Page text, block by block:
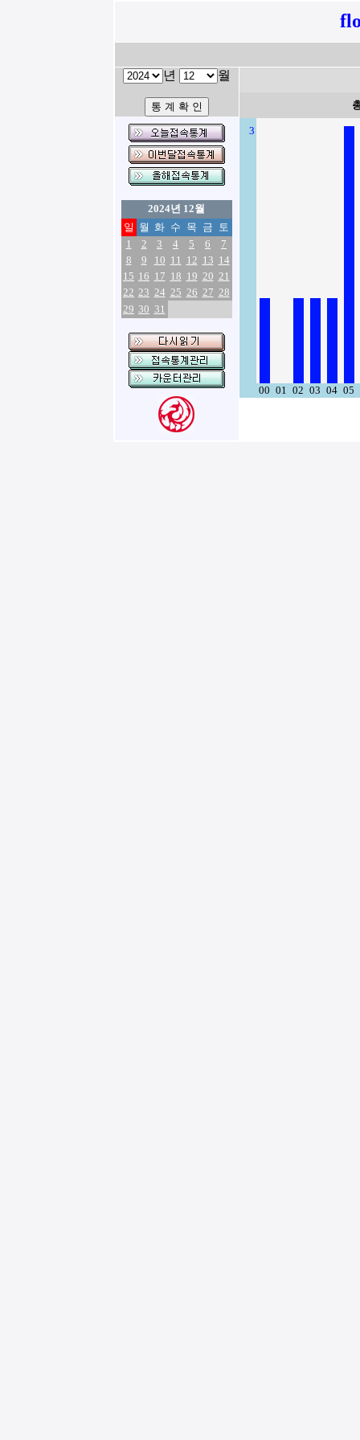
년 월
2024년 12월
일 월 화 수 목 금 토
1
2 3 4 5 6
7
8
9 10 11 12 13 14
15 16 17 18 19 20 21
22 23 24 25 26 27 28
29 30 31
3
00 01 02 03 04 05